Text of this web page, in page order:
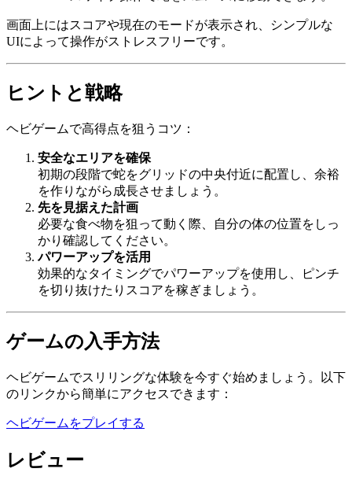
画面上にはスコアや現在のモードが表示され、シンプルな
UIによって操作がストレスフリーです。
ヒントと戦略
ヘビゲームで高得点を狙うコツ：
安全なエリアを確保
初期の段階で蛇をグリッドの中央付近に配置し、余裕
を作りながら成長させましょう。
先を見据えた計画
必要な食べ物を狙って動く際、自分の体の位置をしっ
かり確認してください。
パワーアップを活用
効果的なタイミングでパワーアップを使用し、ピンチ
を切り抜けたりスコアを稼ぎましょう。
ゲームの入手方法
ヘビゲームでスリリングな体験を今すぐ始めましょう。以下
のリンクから簡単にアクセスできます：
ヘビゲームをプレイする
レビュー